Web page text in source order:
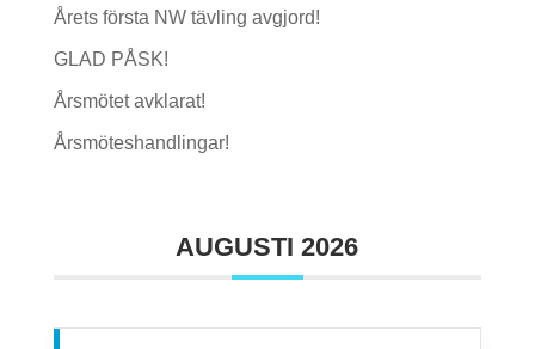
Årets första NW tävling avgjord!
GLAD PÅSK!
Årsmötet avklarat!
Årsmöteshandlingar!
AUGUSTI 2026